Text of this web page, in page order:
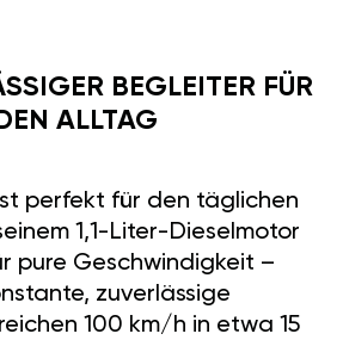
BEGLEITER FÜR
DEN ALLTAG
perfekt für den täglichen
1,1-Liter-Dieselmotor
pure Geschwindigkeit –
zuverlässige
100 km/h in etwa 15